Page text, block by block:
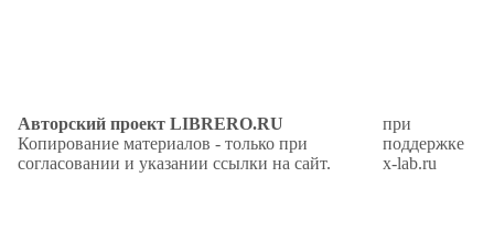
Авторский проект LIBRERO.RU
Копирование материалов - только при
согласовании и указании ссылки на сайт.
при
поддержке
x-lab.ru